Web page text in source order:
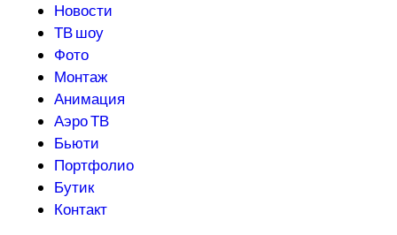
Новости
ТВ шоу
Фото
Монтаж
Анимация
Аэро ТВ
Бьюти
Портфолио
Бутик
Контакт